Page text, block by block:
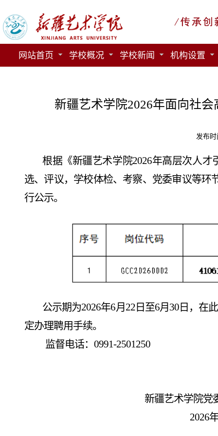
网站首页 学校概况 学校新闻 机构设置
新疆艺术学院2026年面向社
发布
根据《新疆艺术学院2026年高层次人才
选、评议，学校体检、考察、党委审议等
行公示。
公示期为2026年6月22日至6月30日，在
定办理聘用手续。
监督电话： 0991-2501250
新疆艺术学院党委
2026年6